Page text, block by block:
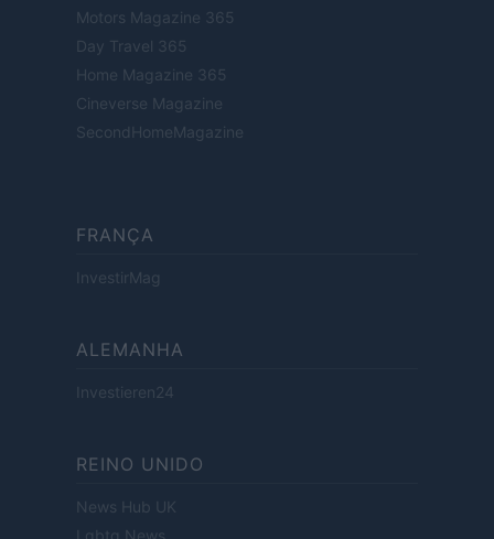
Motors Magazine 365
Day Travel 365
Home Magazine 365
Cineverse Magazine
SecondHomeMagazine
FRANÇA
InvestirMag
ALEMANHA
Investieren24
REINO UNIDO
News Hub UK